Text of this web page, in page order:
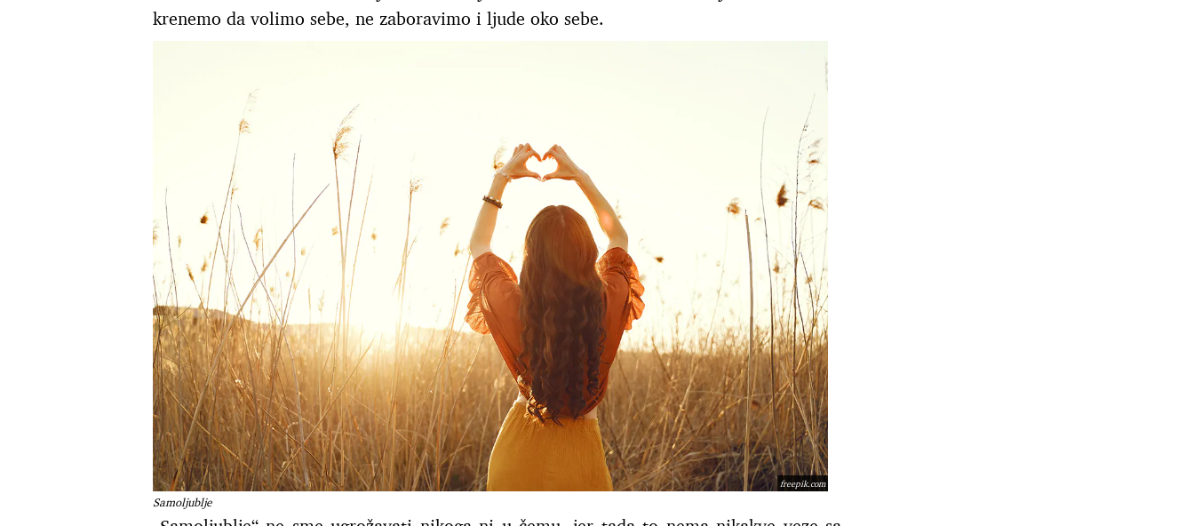
krenemo da volimo sebe, ne zaboravimo i ljude oko sebe.
Samoljublje
freepik.com